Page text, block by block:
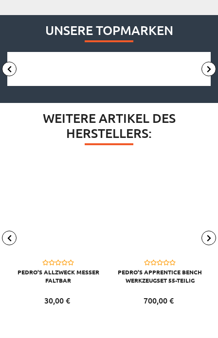
UNSERE TOPMARKEN
WEITERE ARTIKEL DES
HERSTELLERS:
PEDRO'S ALLZWECK MESSER
FALTBAR
30,00 €
PEDRO'S APPRENTICE BENCH
WERKZEUGSET 55-TEILIG
700,00€